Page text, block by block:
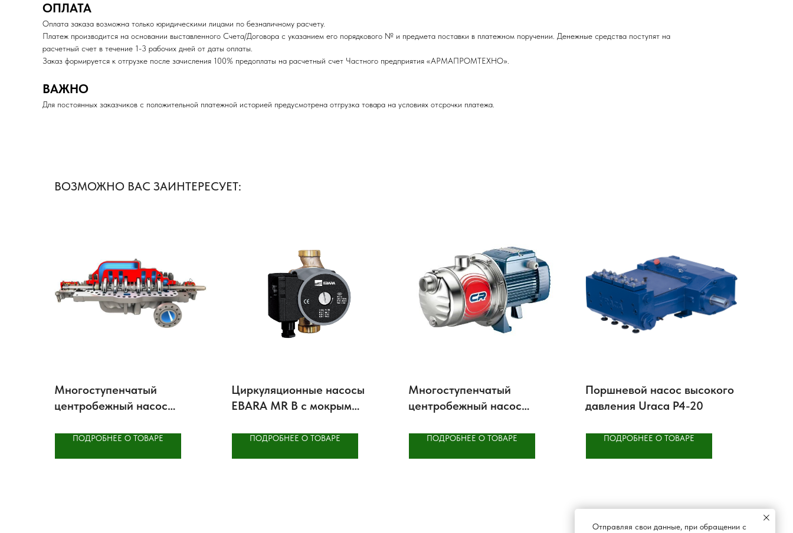
ОПЛАТА
Оплата заказа возможна только юридическими лицами по безналичному расчету.
Платеж производится на основании выставленного Счета/Договора с указанием его порядкового № и предмета поставки в платежном поручении. Денежные средства поступят на
расчетный счет в течение 1-3 рабочих дней от даты оплаты.
Заказ формируется к отгрузке после зачисления 100% предоплаты на расчетный счет Частного предприятия «АРМАПРОМТЕХНО».
ВАЖНО
Для постоянных заказчиков с положительной платежной историей предусмотрена отгрузка товара на условиях отсрочки платежа.
ВОЗМОЖНО ВАС ЗАИНТЕРЕСУЕТ:
Многоступенчатый
центробежный насос
ПОДРОБНЕЕ О ТОВАРЕ
Циркуляционные насосы
EBARA MR B с мокрым
ПОДРОБНЕЕ О ТОВАРЕ
Многоступенчатый
центробежный насос
ПОДРОБНЕЕ О ТОВАРЕ
Поршневой насос высокого
давления Uraca P4-20
ПОДРОБНЕЕ О ТОВАРЕ
Отправляя свои данные, при обращении с